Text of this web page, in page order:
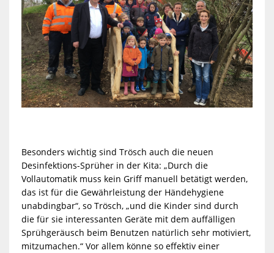
Besonders wichtig sind Trösch auch die neuen
Desinfektions-Sprüher in der Kita: „Durch die
Vollautomatik muss kein Griff manuell betätigt werden,
das ist für die Gewährleistung der Händehygiene
unabdingbar“, so Trösch, „und die Kinder sind durch
die für sie interessanten Geräte mit dem auffälligen
Sprühgeräusch beim Benutzen natürlich sehr motiviert,
mitzumachen.“ Vor allem könne so effektiv einer